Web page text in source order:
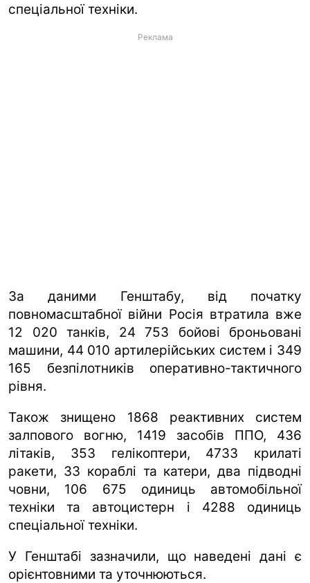
спеціальної техніки.
Реклама
За даними Генштабу, від початку
повномасштабної війни Росія втратила вже
12 020 танків, 24 753 бойові броньовані
машини, 44 010 артилерійських систем і 349
165 безпілотників оперативно-тактичного
рівня.
Також знищено 1868 реактивних систем
залпового вогню, 1419 засобів ППО, 436
літаків, 353 гелікоптери, 4733 крилаті
ракети, 33 кораблі та катери, два підводні
човни, 106 675 одиниць автомобільної
техніки та автоцистерн і 4288 одиниць
спеціальної техніки.
У Генштабі зазначили, що наведені дані є
орієнтовними та уточнюються.